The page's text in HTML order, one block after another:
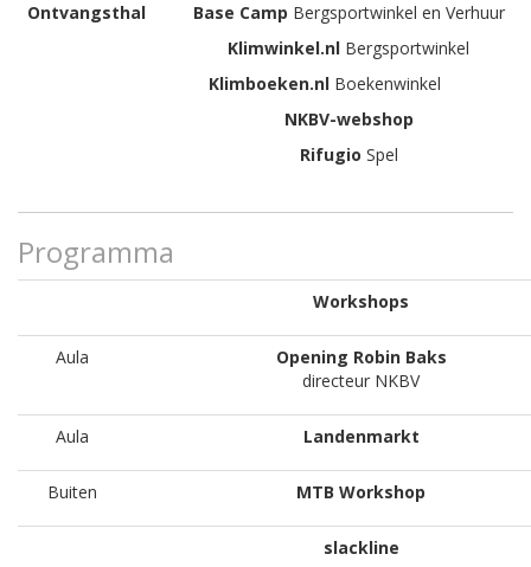
Ontvangsthal Base Camp Bergsportwinkel en Verhuur
Klimwinkel.nl Bergsportwinkel
Klimboeken.nl Boekenwinkel
NKBV-webshop
Rifugio Spel
Programma
Workshops
Aula
Opening Robin Baks
directeur NKBV
Aula Landenmarkt
Buiten MTB Workshop
slackline